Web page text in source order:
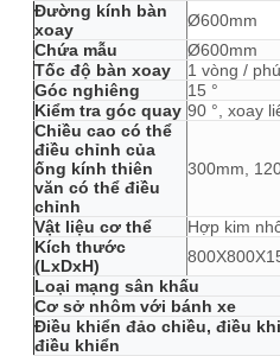
Đường kính bàn
xoay
Ø600mm
Chứa mẫu
Ø600mm
Tốc độ bàn xoay
1 vòng /
Góc nghiêng
15 °
Kiểm tra góc quay 90 °, xoay
Chiều cao có thể
điều chỉnh của
ống kính thiên
văn có thể điều
chỉnh
300mm,
Vật liệu cơ thể
Hợp kim
Kích thước
(LxDxH)
Loại mạng sân khấu
Cơ sở nhôm với bánh xe
Điều khiển đảo chiều, điều
điều khiển